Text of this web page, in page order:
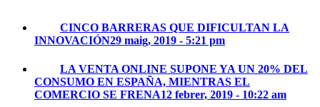
CINCO BARRERAS QUE DIFICULTAN LA
INNOVACIÓN29 maig, 2019 - 5:21 pm
LA VENTA ONLINE SUPONE YA UN 20% DEL
CONSUMO EN ESPAÑA, MIENTRAS EL
COMERCIO SE FRENA12 febrer, 2019 - 10:22 am